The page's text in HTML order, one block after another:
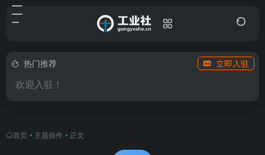
热门推荐 立即入驻
欢迎入驻！
首页 • 主题插件 • 正文